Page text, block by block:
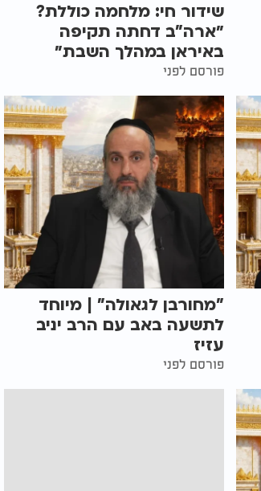
שידור חי: מלחמה כוללת?
״ארה"ב דחתה תקיפה
באיראן במהלך השבת״
פורסם לפני
"מחורבן לגאולה" | מיוחד
לתשעה באב עם הרב יניב
עזיז
פורסם לפני